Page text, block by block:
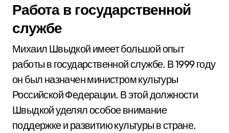
Работа в государственной
службе
Михаил Швыдкой имеет большой опыт
работы в государственной службе. В 1999 году
он был назначен министром культуры
Российской Федерации. В этой должности
Швыдкой уделял особое внимание
поддержке и развитию культуры в стране.